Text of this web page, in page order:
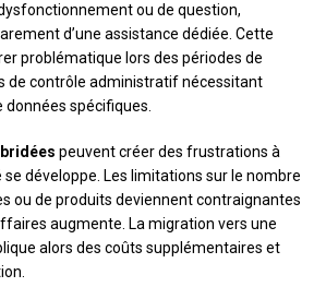
ou de question,
d’une assistance dédiée. Cette
problématique lors des périodes de
de contrôle administratif nécessitant
données spécifiques.
peuvent créer des frustrations à
se développe. Les limitations sur le nombre
ou de produits deviennent contraignantes
augmente. La migration vers une
alors des coûts supplémentaires et